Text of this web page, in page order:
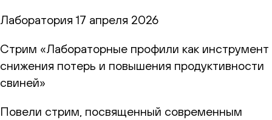
Лаборатория 17 апреля 2026
Стрим «Лабораторные профили как инструмент
снижения потерь и повышения продуктивности
свиней»
Повели стрим, посвященный современным